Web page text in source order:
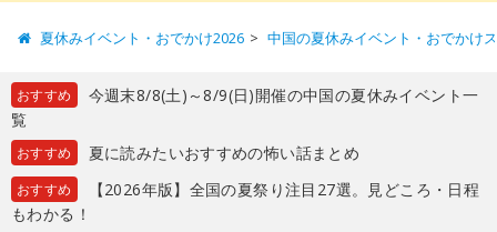
夏休みイベント・おでかけ2026 中国の夏休みイベント・おでかけ
おすすめ
今週末8/8(土)～8/9(日)開催の中国の夏休みイベント一
覧
おすすめ 夏に読みたいおすすめの怖い話まとめ
おすすめ
【2026年版】全国の夏祭り注目27選。見どころ・日程
もわかる！